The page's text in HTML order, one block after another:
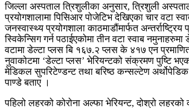
जिल्ला अस्पताल त्रिशुलीका अनुसार, त्रिशुली
प्रयोगशालामा पिसिआर पोजेटिभ देखिएका चार वटा
जनस्वास्थ्य प्रयोगशाला काठमाडौंमार्फत अन्तर्राष्ट्रिय
स्विकेन्सिग गर्न पठाईएकोमा तीन वटा स्वाब
वटामा डेल्टा प्लस बि १६७.२ प्लस के ४१७ एन
नुवाकोटमा ‘डेल्टा प्लस’ भेरियन्टको संक्रमण पुष्टि
मेडिकल सुपरिटेण्डन्ट तथा बरिष्ठ कन्सल्टेण अर्थोपेडिक
पाण्डे बताए ।
पहिलो लहरको कोरोना अल्फा भेरियन्ट, दोश्रो लहरको